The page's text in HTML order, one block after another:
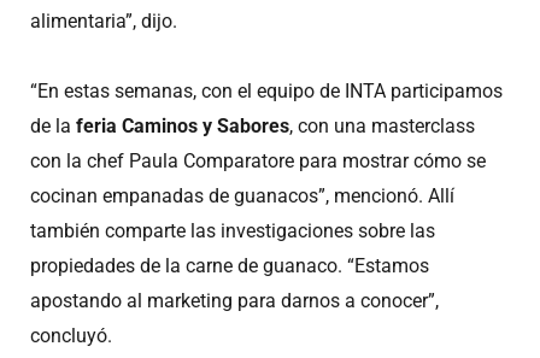
alimentaria”, dijo.
“En estas semanas, con el equipo de INTA participamos
de la feria Caminos y Sabores, con una masterclass
con la chef Paula Comparatore para mostrar cómo se
cocinan empanadas de guanacos”, mencionó. Allí
también comparte las investigaciones sobre las
propiedades de la carne de guanaco. “Estamos
apostando al marketing para darnos a conocer”,
concluyó.